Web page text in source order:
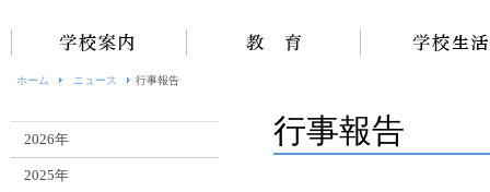
ホーム ニュース 行事報告
行事報告
2026年
2025年